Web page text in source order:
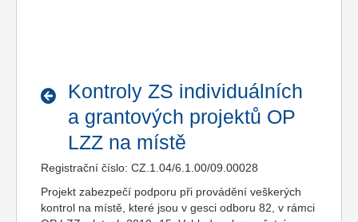
Kontroly ZS individuálních
a grantových projektů OP
LZZ na místě
Registrační číslo: CZ.1.04/6.1.00/09.00028
Projekt zabezpečí podporu při provádění veškerých
kontrol na místě, které jsou v gesci odboru 82, v rámci